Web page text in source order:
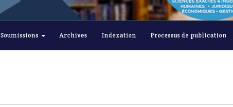
Soumissions Archives Indexation Processus de publication